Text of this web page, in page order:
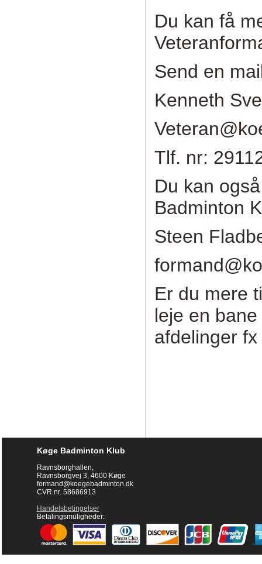
Du kan få
Send en
Kenneth
Tlf. nr:
Du kan
Badminton
Steen
Er du mere
leje en
afdelinger
Køge Badminton Klub
Ravnsborghallen,
Ravnsborgvej 3, 4600 Køge
formand@koegebadminton.dk
CVR.nr. 58686913
Handelsbetingelser
Betalingsmuligheder: